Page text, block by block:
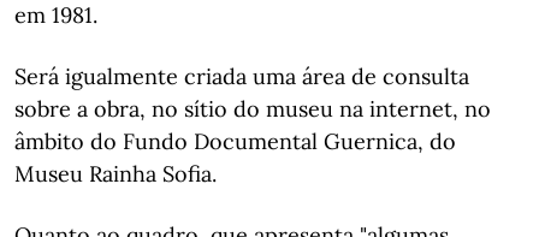
em 1981.
Será igualmente criada uma área de consulta
sobre a obra, no sítio do museu na internet, no
âmbito do Fundo Documental Guernica, do
Museu Rainha Sofia.